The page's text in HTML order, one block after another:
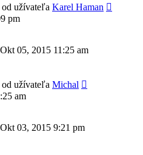
od užívateľa Karel Haman
pm
05, 2015 11:25 am
od užívateľa Michal
am
03, 2015 9:21 pm